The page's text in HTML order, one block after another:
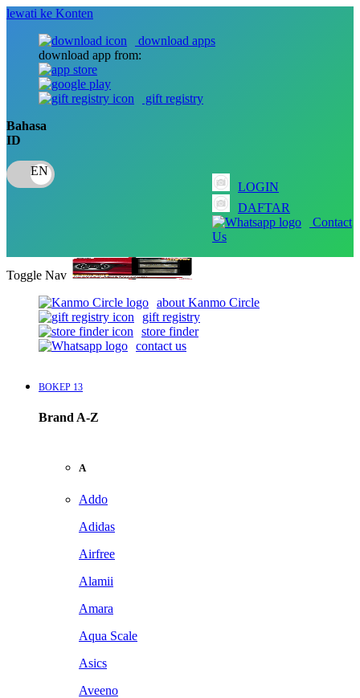
lewati ke Konten
download apps
download app from:
gift registry
Bahasa
ID
LOGIN
DAFTAR
Contact
Us
Toggle Nav
about Kanmo Circle
gift registry
store finder
contact us
BOKEP 13
Brand A-Z
A
Addo
Adidas
Airfree
Alamii
Amara
Aqua Scale
Asics
Aveeno